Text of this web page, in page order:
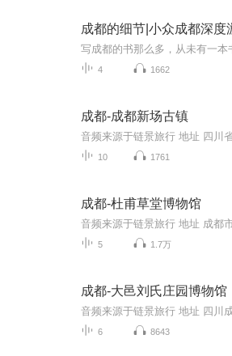
成都的细节|小众成都深度
4 1662
成都-成都新场古镇
10 1761
成都-杜甫草堂博物馆
5 1.7万
成都-大邑刘氏庄园博物馆
6 8643